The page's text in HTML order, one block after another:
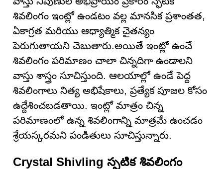
శివలింగం ఇంట్లో ఉండటం వల్ల మానసిక ప్రశాంతత,
ఏకాగ్రత మరియు ఆధ్యాత్మిక చైతన్యం
పెరుగుతాయని చెబుతారు.అయితే ఇంట్లో ఉంచే
శివలింగం పరిమాణం చాలా చిన్నదిగా ఉండాలని
వాస్తు శాస్త్రం సూచిస్తుంది. ఆలయాల్లో ఉండే పెద్ద
శివలింగాలు నిత్య అభిషేకాలు, ప్రత్యేక పూజల కోసం
ఉద్దేశించబడతాయి. ఇంట్లో మాత్రం చిన్న
పరిమాణంలో ఉన్న శివలింగాన్ని మాత్రమే ఉంచడం
శ్రేయస్కరమని పండితులు సూచిస్తున్నారు.
Crystal Shivling స్ఫటిక శివలింగం